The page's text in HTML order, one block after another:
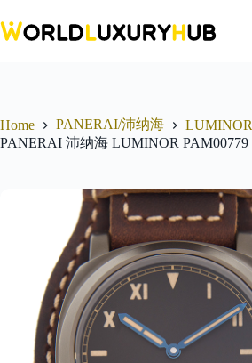
to
content
Home PANERAI/沛纳海
LUMINOR
PANERAI 沛纳海 LUMINOR PAM00779